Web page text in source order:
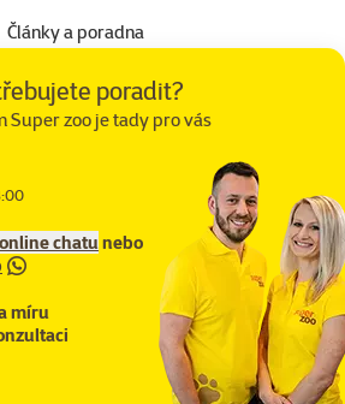
Články a poradna
poradit?
Super zoo je tady pro vás
chatunebo
míru